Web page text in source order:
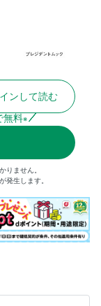
ンして読む
無料※
りません。
発生します。